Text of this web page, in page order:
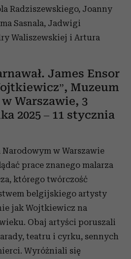
Radziszewskiego, Joanny
Sasnala, Jadwigi
Waliszewskiej i Artura
James Ensor
Muzeum
Warszawie, 3
2025 – 11 stycznia
w Warszawie
prace znanego malarza
którego twórczość
belgijskiego artysty
jak Wojtkiewicz na
Obaj artyści poruszali
teatru i cyrku, sennych
Wyróżniali się